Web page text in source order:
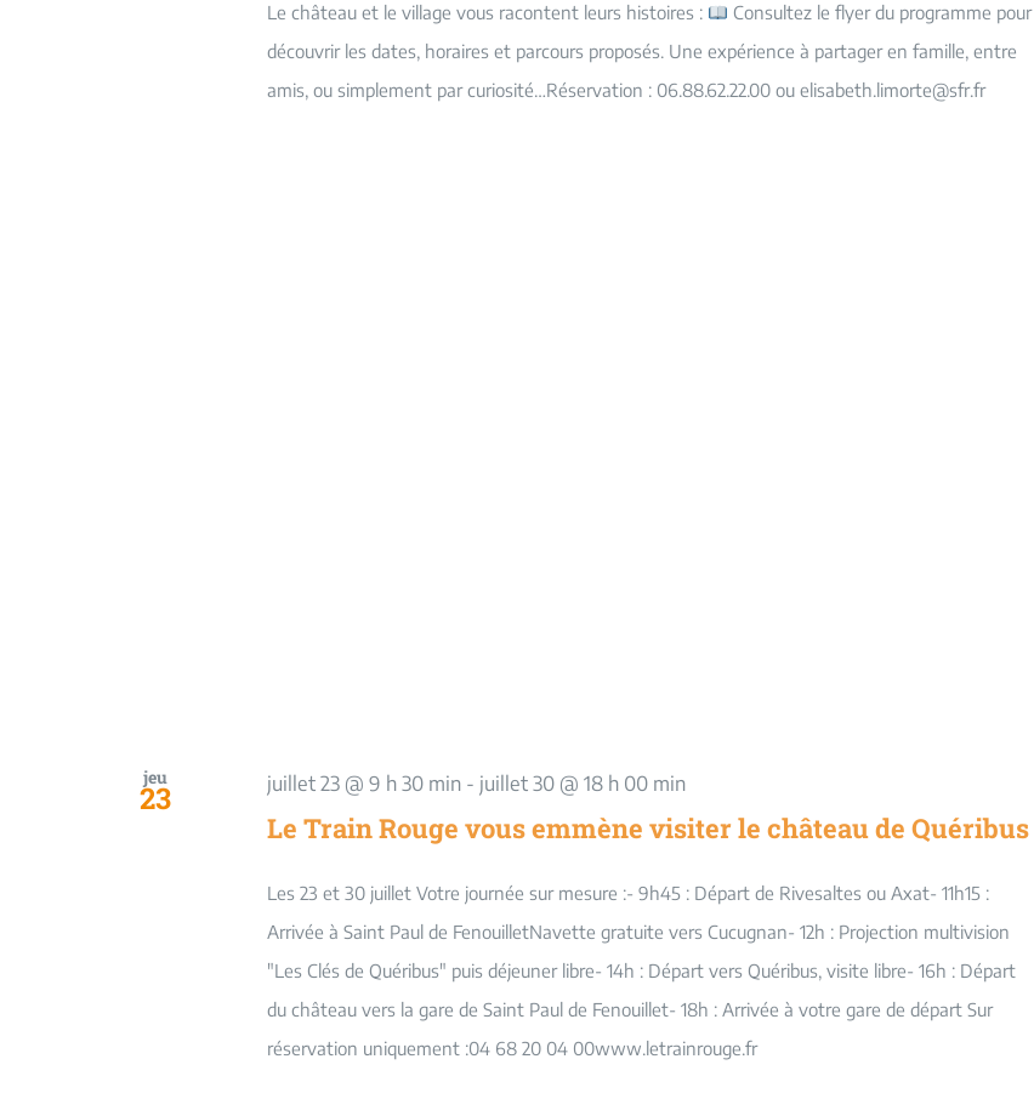
Le château et le village vous racontent leurs histoires :
Consultez le flyer du programme pour
découvrir les dates, horaires et parcours proposés. Une expérience à partager en famille, entre
amis, ou simplement par curiosité…Réservation : 06.88.62.22.00 ou elisabeth.limorte@sfr.fr
jeu
23 juillet 23 @ 9 h 30 min- juillet 30 @ 18 h 00 min
Le Train Rouge vous emmène visiter le château de Quéribus
Les 23 et 30 juillet Votre journée sur mesure :- 9h45 : Départ de Rivesaltes ou Axat- 11h15 :
Arrivée à Saint Paul de FenouilletNavette gratuite vers Cucugnan- 12h : Projection multivision
"Les Clés de Quéribus" puis déjeuner libre- 14h : Départ vers Quéribus, visite libre- 16h : Départ
du château vers la gare de Saint Paul de Fenouillet- 18h : Arrivée à votre gare de départ Sur
réservation uniquement :04 68 20 04 00www.letrainrouge.fr